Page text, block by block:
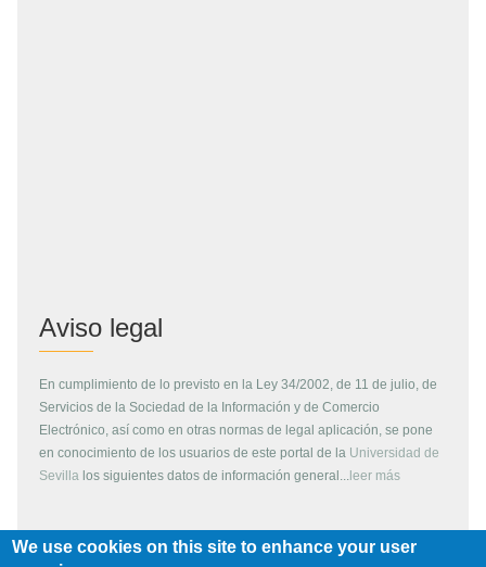
Aviso legal
En cumplimiento de lo previsto en la Ley 34/2002, de 11 de julio, de
Servicios de la Sociedad de la Información y de Comercio
Electrónico, así como en otras normas de legal aplicación, se pone
en conocimiento de los usuarios de este portal de la Universidad de
Sevilla los siguientes datos de información general... leer más
Copyright
We use cookies on this site to enhance your user